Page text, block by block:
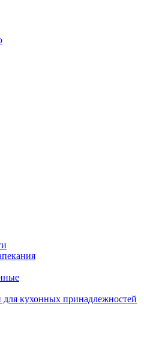
для кухонных принадлежностей